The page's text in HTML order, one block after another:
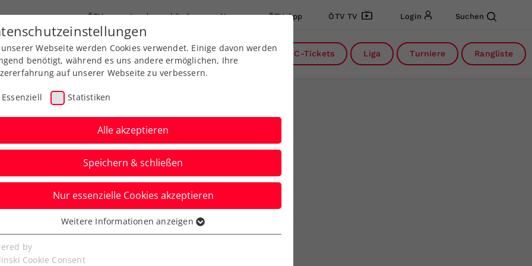
ÖTV Landesverbände News ÖTV App ÖTV TV Login Suchen
Ausbildung Services Über uns DC-Tickets Liga Turniere Rangliste
kann ihre zweite
Webseite werden Cookies verwendet. Einige davon werden
benötigt, während es uns andere ermöglichen, Ihre
auf unserer Webseite zu verbessern.
Essenziell Statistiken
Alle akzeptieren
Speichern & schließen
Nur essenzielle Cookies akzeptieren
Cookies werden für grundlegende Funktionen der
benötigt. Dadurch ist gewährleistet, dass die Webseite
Weitere Informationen anzeigen
by
Cookie Consent